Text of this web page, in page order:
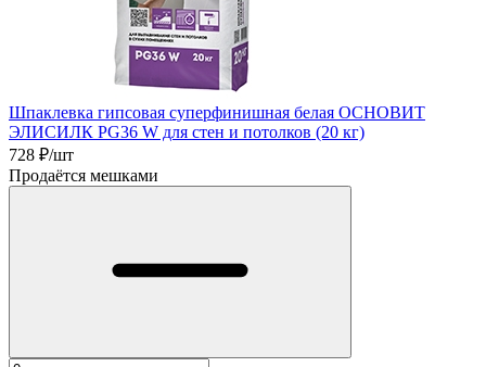
Шпаклевка гипсовая суперфинишная белая ОСНОВИТ
ЭЛИСИЛК PG36 W для стен и потолков (20 кг)
728 ₽/шт
Продаётся мешками